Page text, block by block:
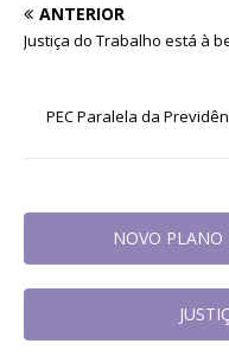
ANTERIOR
Justiça do Trabalho está à
PEC Paralela da
NOVO PLANO